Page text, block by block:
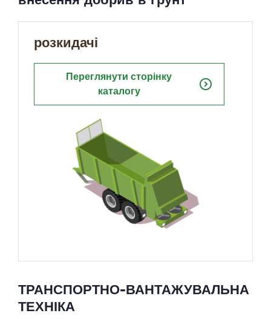
розкидачі
Переглянути сторінку
каталогу
expand_circle_right
ТРАНСПОРТНО-ВАНТАЖУВАЛЬНА
ТЕХНІКА